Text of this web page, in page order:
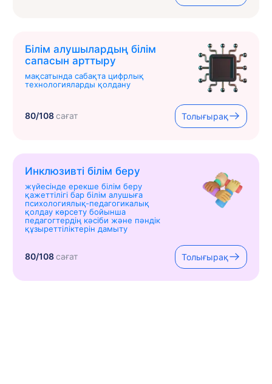
Білім алушылардың білім
сапасын арттыру
мақсатында сабақта цифрлық
технологияларды қолдану
80/108сағат Толығырақ
Инклюзивті білім беру
жүйесінде ерекше білім беру
қажеттілігі бар білім алушыға
психологиялық-педагогикалық
қолдау көрсету бойынша
педагогтердің кәсіби және пәндік
құзыреттіліктерін дамыту
80/108сағат Толығырақ